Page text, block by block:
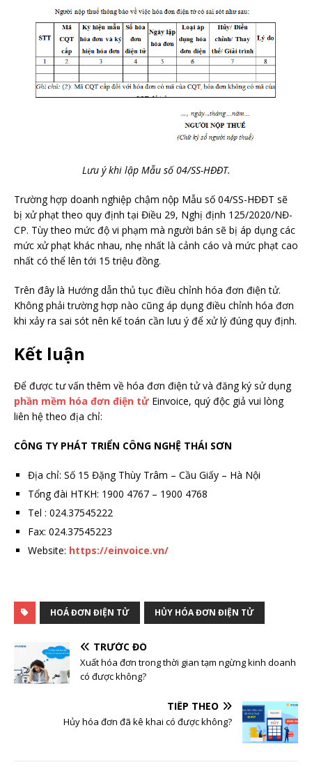
Lưu ý khi lập Mẫu số 04/SS-HĐĐT.
Trường hợp doanh nghiệp chậm nộp Mẫu số 04/SS-HĐĐT sẽ
bị xử phạt theo quy định tại Điều 29, Nghị định 125/2020/NĐ-
CP. Tùy theo mức độ vi phạm mà người bán sẽ bị áp dụng các
mức xử phạt khác nhau, nhẹ nhất là cảnh cáo và mức phạt cao
nhất có thể lên tới 15 triệu đồng.
Trên đây là Hướng dẫn thủ tục điều chỉnh hóa đơn điện tử.
Không phải trường hợp nào cũng áp dụng điều chỉnh hóa đơn
khi xảy ra sai sót nên kế toán cần lưu ý để xử lý đúng quy định.
Kết luận
Để được tư vấn thêm về hóa đơn điện tử và đăng ký sử dụng
phần mềm hóa đơn điện tửEinvoice, quý độc giả vui lòng
liên hệ theo địa chỉ:
CÔNG TY PHÁT TRIỂN CÔNG NGHỆ THÁI SƠN
Địa chỉ: Số 15 Đặng Thùy Trâm – Cầu Giấy – Hà Nội
Tổng đài HTKH: 1900 4767 – 1900 4768
Tel : 024.37545222
Fax: 024.37545223
Website: https://einvoice.vn/
HOÁ ĐƠN ĐIỆN TỬ HỦY HÓA ĐƠN ĐIỆN TỬ
TRƯỚC ĐÓ
Xuất hóa đơn trong thời gian tạm ngừng kinh doanh
có được không?
TIẾP THEO
Hủy hóa đơn đã kê khai có được không?